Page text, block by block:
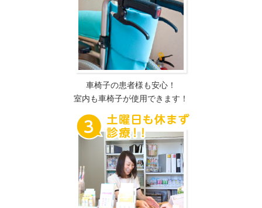
車椅子の患者様も安心！
室内も車椅子が使用できます！